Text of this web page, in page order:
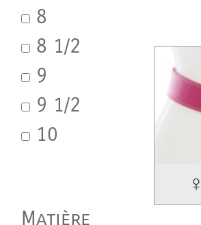
8
8 1/2
9
9 1/2
10
Matière
♀